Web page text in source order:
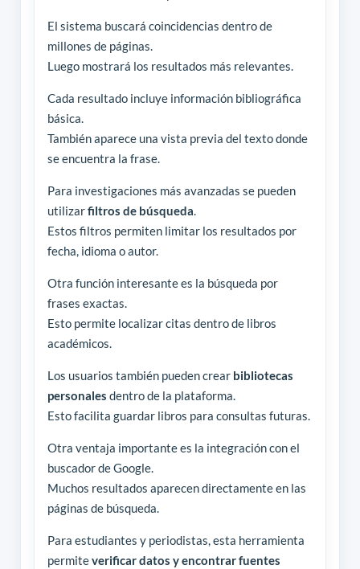
El sistema buscará coincidencias dentro de
millones de páginas.
Luego mostrará los resultados más relevantes.
Cada resultado incluye información bibliográfica
básica.
También aparece una vista previa del texto donde
se encuentra la frase.
Para investigaciones más avanzadas se pueden
utilizarfiltros de búsqueda.
Estos filtros permiten limitar los resultados por
fecha, idioma o autor.
Otra función interesante es la búsqueda por
frases exactas.
Esto permite localizar citas dentro de libros
académicos.
Los usuarios también pueden crear bibliotecas
personales dentro de la plataforma.
Esto facilita guardar libros para consultas futuras.
Otra ventaja importante es la integración con el
buscador de Google.
Muchos resultados aparecen directamente en las
páginas de búsqueda.
Para estudiantes y periodistas, esta herramienta
permiteverificar datos y encontrar fuentes